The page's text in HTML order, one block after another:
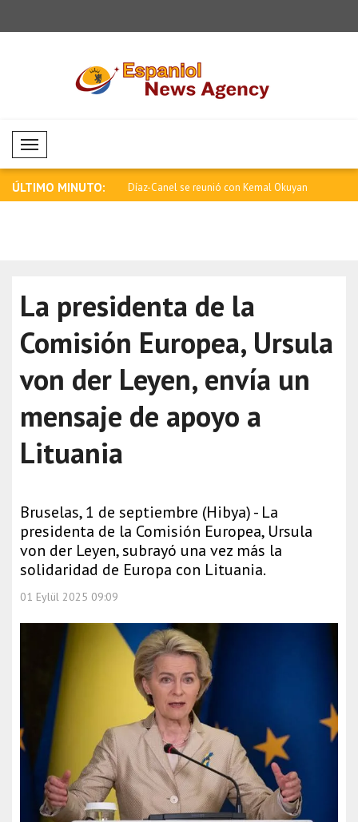
Mobil Menü
ÚLTIMO MINUTO:
reunió con Kemal Okuyan Miliband: Debe aumentarse la presión
La presidenta de la
Comisión Europea, Ursula
von der Leyen, envía un
mensaje de apoyo a
Lituania
Bruselas, 1 de septiembre (Hibya) - La
presidenta de la Comisión Europea, Ursula
von der Leyen, subrayó una vez más la
solidaridad de Europa con Lituania.
01 Eylül 2025 09:09